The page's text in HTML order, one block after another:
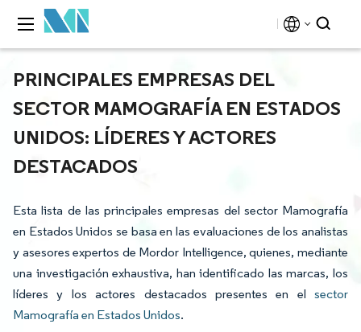
PRINCIPALES EMPRESAS DEL
SECTOR MAMOGRAFÍA EN ESTADOS
UNIDOS: LÍDERES Y ACTORES
DESTACADOS
Esta lista de las principales empresas del sector Mamografía
en Estados Unidos se basa en las evaluaciones de los analistas
y asesores expertos de Mordor Intelligence, quienes, mediante
una investigación exhaustiva, han identificado las marcas, los
líderes y los actores destacados presentes en el sector
Mamografía en Estados Unidos.